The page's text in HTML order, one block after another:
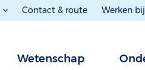
Contact & route Werken bij
Wetenschap